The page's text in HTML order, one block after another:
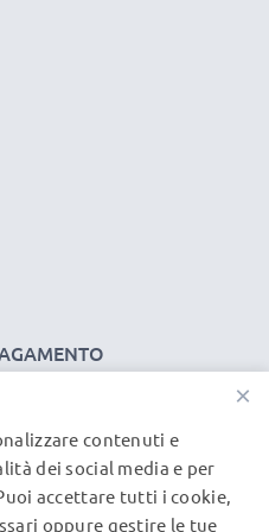
vita utile
con una lunghezza
DEL MARCHIO subtel
X-930 / X-950 / X-950T
da corto circuito,
lo stato di carica
auto
prezzo
×
contenuti e
dei social media e per
accettare tutti i cookie,
oppure gestire le tue